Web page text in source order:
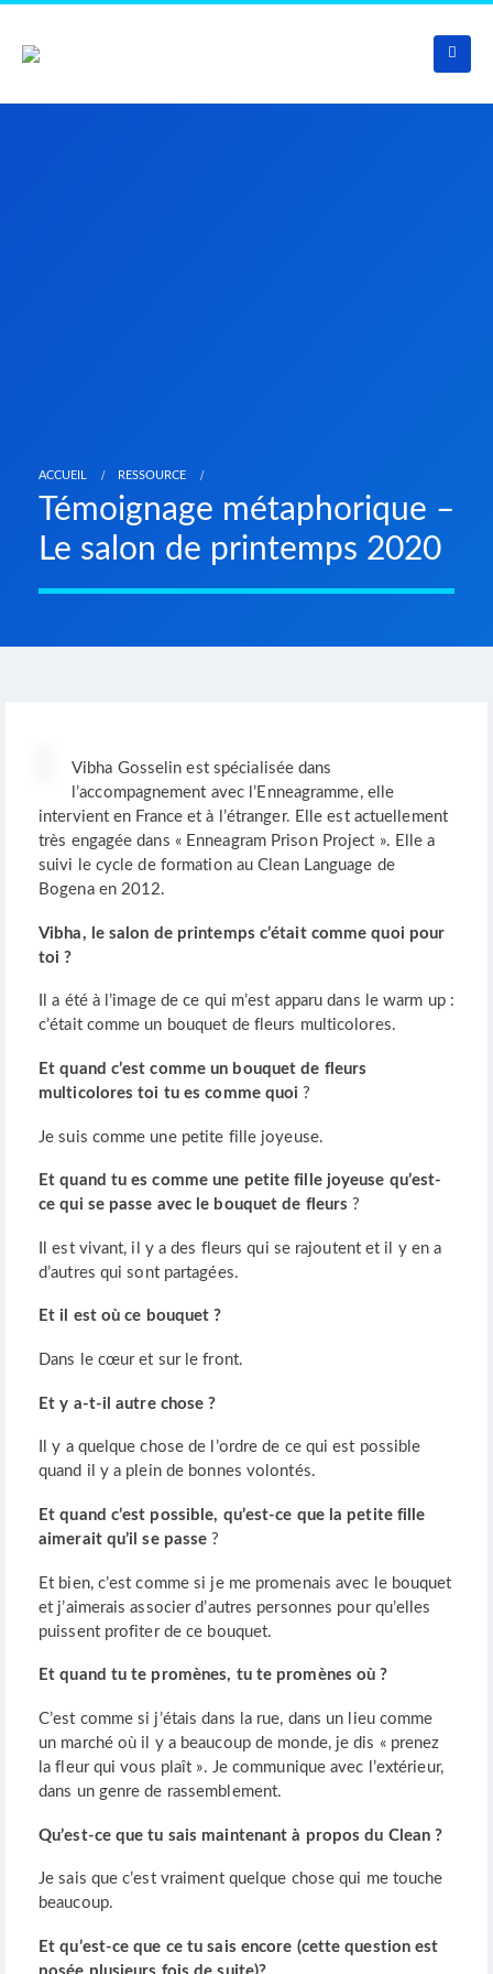
ACCUEIL RESSOURCE
Témoignage métaphorique –
Le salon de printemps 2020
Vibha Gosselin est spécialisée dans
l’accompagnement avec l’Enneagramme, elle
intervient en France et à l’étranger. Elle est actuellement
très engagée dans « Enneagram Prison Project ». Elle a
suivi le cycle de formation au Clean Language de
Bogena en 2012.
Vibha, le salon de printemps c’était comme quoi pour
toi ?
Il a été à l’image de ce qui m’est apparu dans le warm up :
c’était comme un bouquet de fleurs multicolores.
Et quand c’est comme un bouquet de fleurs
multicolores toi tu es comme quoi ?
Je suis comme une petite fille joyeuse.
Et quand tu es comme une petite fille joyeuse qu’est-
ce qui se passe avec le bouquet de fleurs ?
Il est vivant, il y a des fleurs qui se rajoutent et il y en a
d’autres qui sont partagées.
Et il est où ce bouquet ?
Dans le cœur et sur le front.
Et y a-t-il autre chose ?
Il y a quelque chose de l’ordre de ce qui est possible
quand il y a plein de bonnes volontés.
Et quand c’est possible, qu’est-ce que la petite fille
aimerait qu’il se passe?
Et bien, c’est comme si je me promenais avec le bouquet
et j’aimerais associer d’autres personnes pour qu’elles
puissent profiter de ce bouquet.
Et quand tu te promènes, tu te promènes où ?
C’est comme si j’étais dans la rue, dans un lieu comme
un marché où il y a beaucoup de monde, je dis « prenez
la fleur qui vous plaît ». Je communique avec l’extérieur,
dans un genre de rassemblement.
Qu’est-ce que tu sais maintenant à propos du Clean ?
Je sais que c’est vraiment quelque chose qui me touche
beaucoup.
Et qu’est-ce que ce tu sais encore (cette question est